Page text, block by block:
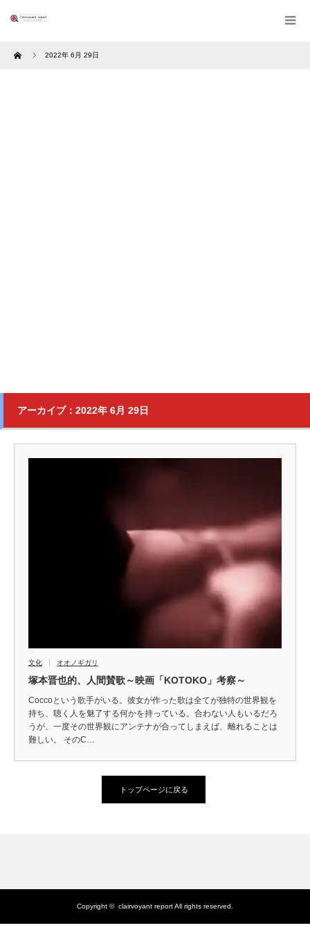
Home 2022年 6月 29日
アーカイブ：2022年 6月 29日
文化 オオノギガリ
塚本晋也的、人間賛歌～映画「KOTOKO」考察～
Coccoという歌手がいる。彼女が作った歌は全てが独特の世界観を
持ち、聴く人を魅了する何かを持っている。合わない人もいるだろ
うが、一度その世界観にアンテナが合ってしまえば、離れることは
難しい。 そのC…
トップページに戻る
Copyright © clairvoyant reportAll rights reserved.